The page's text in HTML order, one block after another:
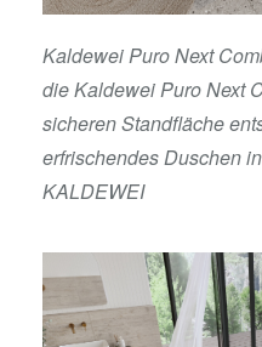
Kaldewei Puro Next
die Kaldewei Puro Next
sicheren Standfläche
erfrischendes Duschen
KALDEWEI